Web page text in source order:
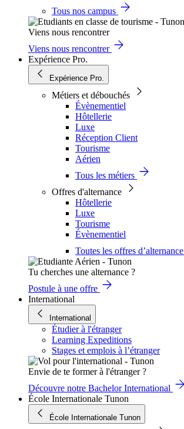
Tous nos campus
Viens nous rencontrer
Viens nous rencontrer
Expérience Pro.
Expérience Pro.
Métiers et débouchés
Évènementiel
Hôtellerie
Luxe
Réception Client
Tourisme
Aérien
Tous les métiers
Offres d'alternance
Hôtellerie
Luxe
Tourisme
Évènementiel
Toutes les offres d’alternance
Tu cherches une alternance ?
Postule à une offre
International
International
Étudier à l'étranger
Learning Expeditions
Stages et emplois à l’étranger
Envie de te former à l'étranger ?
Découvre notre Bachelor International
École Internationale Tunon
École Internationale Tunon